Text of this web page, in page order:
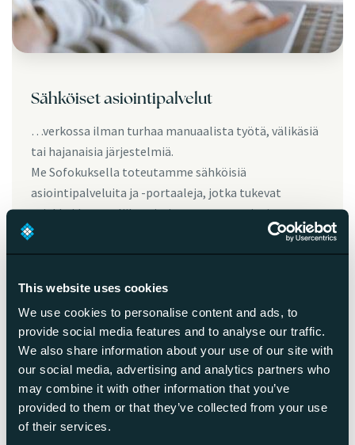
This website uses cookies
We use cookies to personalise content and ads, to
provide social media features and to analyse our traffic.
We also share information about your use of our site with
our social media, advertising and analytics partners who
may combine it with other information that you’ve
provided to them or that they’ve collected from your use
of their services.
Sähköiset asiointipalvelut
…verkossa ilman turhaa manuaalista työtä, välikäsiä
tai hajanaisia järjestelmiä.
Me Sofokuksella toteutamme sähköisiä
asiointipalveluita ja -portaaleja, jotka tukevat
asiakkaidemme liiketoimintaa, automatisoivat
prosesseja ja parantavat
ta.
Suunnittelemme ratkaisut aina asiakkaan tarpeista
Lue lisää